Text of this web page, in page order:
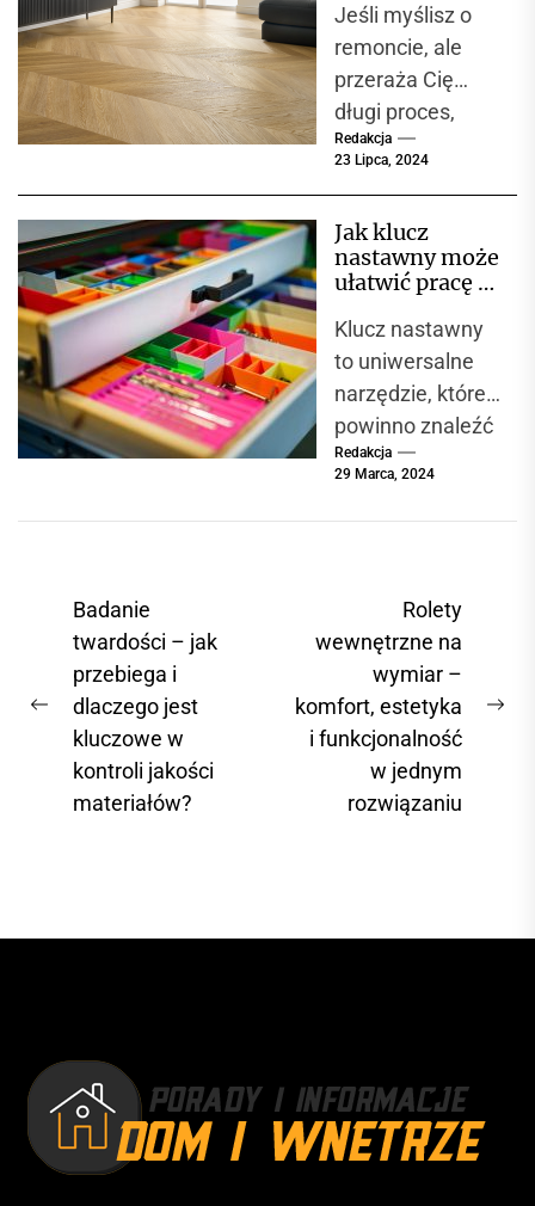
istniejących
instalacji.
Nowoczesne
technologie
montażu...
Chevron
Jeśli myślisz o
remoncie, ale
przeraża Cię
długi proces,
bałagan i
tygodnie
rozważyć panele
winylowe z
rdzeniem....
Redakcja
23 Lipca, 2024
Jak klucz
nastawny może
ułatwić pracę w
warsztacie?
Klucz nastawny
to uniwersalne
narzędzie, które
powinno znaleźć
się w każdym
warsztacie,
niezależnie od
miejsce...
Redakcja
29 Marca, 2024
s
u
s
t
Badanie
twardości – jak
przebiega i
dlaczego jest
kluczowe w
kontroli jakości
materiałów?
t
Rolety
wewnętrzne na
wymiar –
komfort, estetyka
i funkcjonalność
w jednym
rozwiązaniu